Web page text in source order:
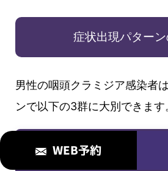
WEB予約
症状出現パター
男性の咽頭クラミジア感染者
ンで以下の3群に大別できます
パターン
（推